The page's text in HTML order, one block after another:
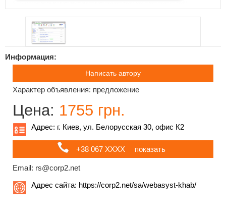
Информация:
Написать автору
Характер объявления: предложение
Цена: 1755 грн.
Адрес: г. Киев, ул. Белорусская 30, офис К2
+38 067 ХХХХ показать
Email: rs@corp2.net
Адрес сайта: https://corp2.net/sa/webasyst-khab/